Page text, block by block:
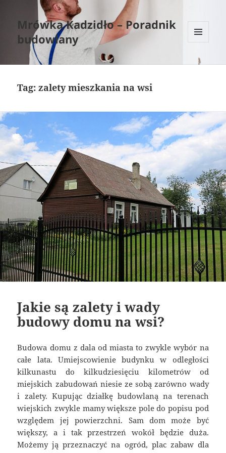
Mrówka Kadzidło – Poradnik
budowlany
WIDGETY
Tag:zalety mieszkania na wsi
Jakie są zalety i wady
budowy domu na wsi?
Budowa domu z dala od miasta to zwykle wybór na
całe lata. Umiejscowienie budynku w odległości
kilkunastu do kilkudziesięciu kilometrów od
miejskich zabudowań niesie ze sobą zarówno wady
i zalety. Kupując działkę budowlaną na terenach
wiejskich zwykle mamy większe pole do popisu pod
względem jej powierzchni. Sam dom może być
większy, a i tak przestrzeń wokół będzie duża.
Możemy ją przeznaczyć na ogród, plac zabaw dla